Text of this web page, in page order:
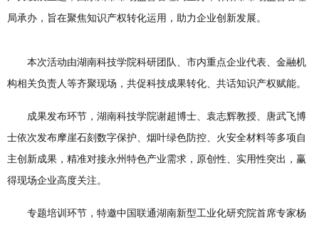
局承办，旨在聚焦知识产权转化运用，助力企业创新发展。
本次活动由湖南科技学院科研团队、市内重点企业代表、金融机
构相关负责人等齐聚现场，共促科技成果转化、共话知识产权赋能。
成果发布环节，湖南科技学院谢超博士、袁志辉教授、唐武飞博
士依次发布摩崖石刻数字保护、烟叶绿色防控、火安全材料等多项自
主创新成果，精准对接永州特色产业需求，原创性、实用性突出，赢
得现场企业高度关注。
专题培训环节，特邀中国联通湖南新型工业化研究院首席专家杨